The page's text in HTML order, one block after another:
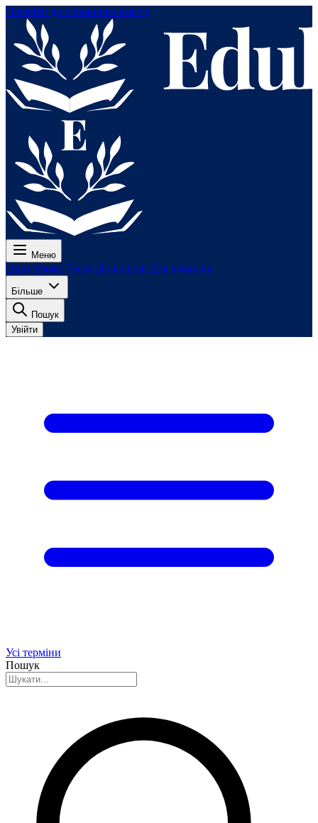
Перейти до основного вмісту
Меню
Ціни Уроки Тести До іспитів Для вчителів
Більше
Пошук
Увійти
Усі терміни
Пошук